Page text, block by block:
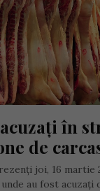
în
de
joi, 16 martie
au fost